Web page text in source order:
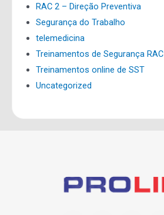
RAC 2 – Direção Preventiva
Segurança do Trabalho
telemedicina
Treinamentos de Segurança RAC
Treinamentos online de SST
Uncategorized